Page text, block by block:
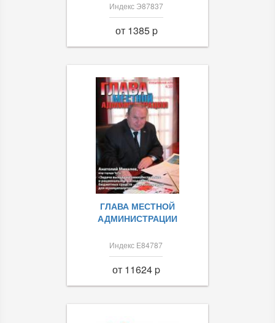
Индекс Э87837
от 1385 p
ГЛАВА МЕСТНОЙ
АДМИНИСТРАЦИИ
Индекс Е84787
от 11624 p